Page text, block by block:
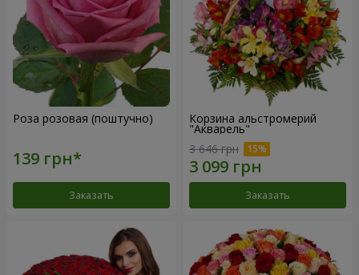
Роза розовая (поштучно)
Заказать
Корзина альстромерий
"Акварель"
3 646 грн
Заказать